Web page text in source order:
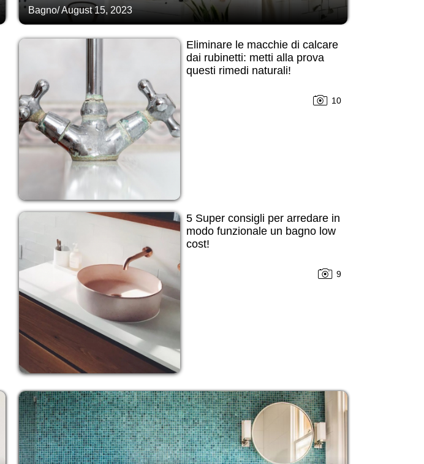
Bagno/August 15, 2023
Eliminare le macchie di calcare
dai rubinetti: metti alla prova
questi rimedi naturali!
10
5 Super consigli per arredare in
modo funzionale un bagno low
cost!
9